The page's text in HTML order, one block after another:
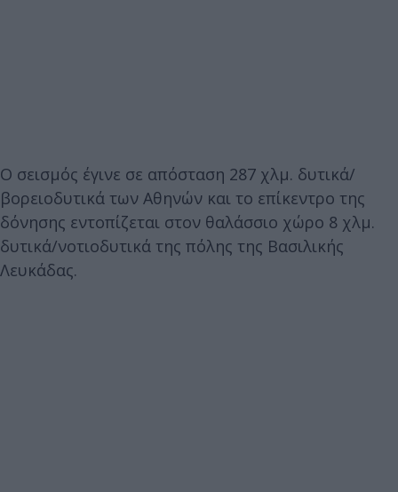
Ο σεισμός έγινε σε απόσταση 287 χλμ. δυτικά/
βορειοδυτικά των Αθηνών και το επίκεντρο της
δόνησης εντοπίζεται στον θαλάσσιο χώρο 8 χλμ.
δυτικά/νοτιοδυτικά της πόλης της Βασιλικής
Λευκάδας.